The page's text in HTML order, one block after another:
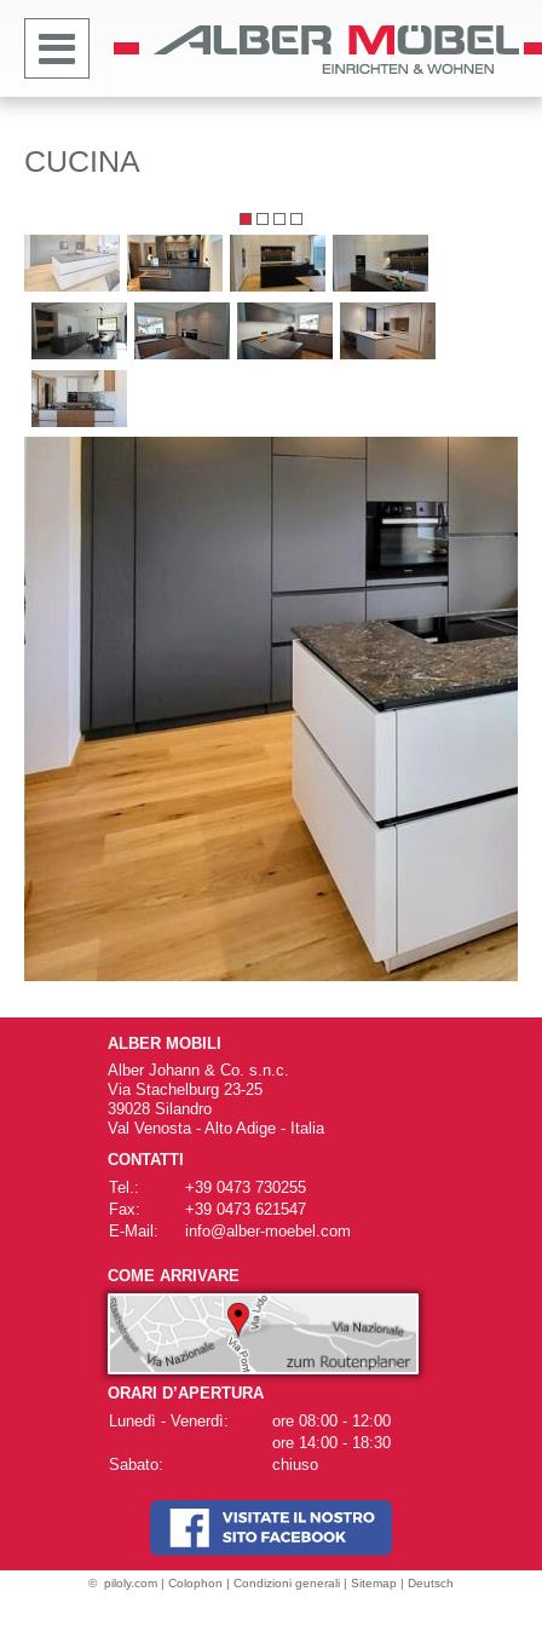
CUCINA
ALBER MOBILI
Alber Johann & Co. s.n.c.
Via Stachelburg 23-25
39028 Silandro
Val Venosta - Alto Adige - Italia
CONTATTI
Tel.:
+39 0473 730255
Fax:
+39 0473 621547
E-Mail:
info@alber-moebel.com
COME ARRIVARE
ORARI D’APERTURA
Lunedì - Venerdì:
ore 08:00 - 12:00
ore 14:00 - 18:30
Sabato:
chiuso
© piloly.com | Colophon | Condizioni generali | Sitemap | Deutsch